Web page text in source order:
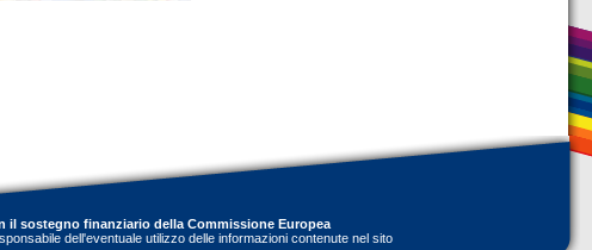
il sostegno finanziario della Commissione Europea
dell'eventuale utilizzo delle informazioni contenute nel sito